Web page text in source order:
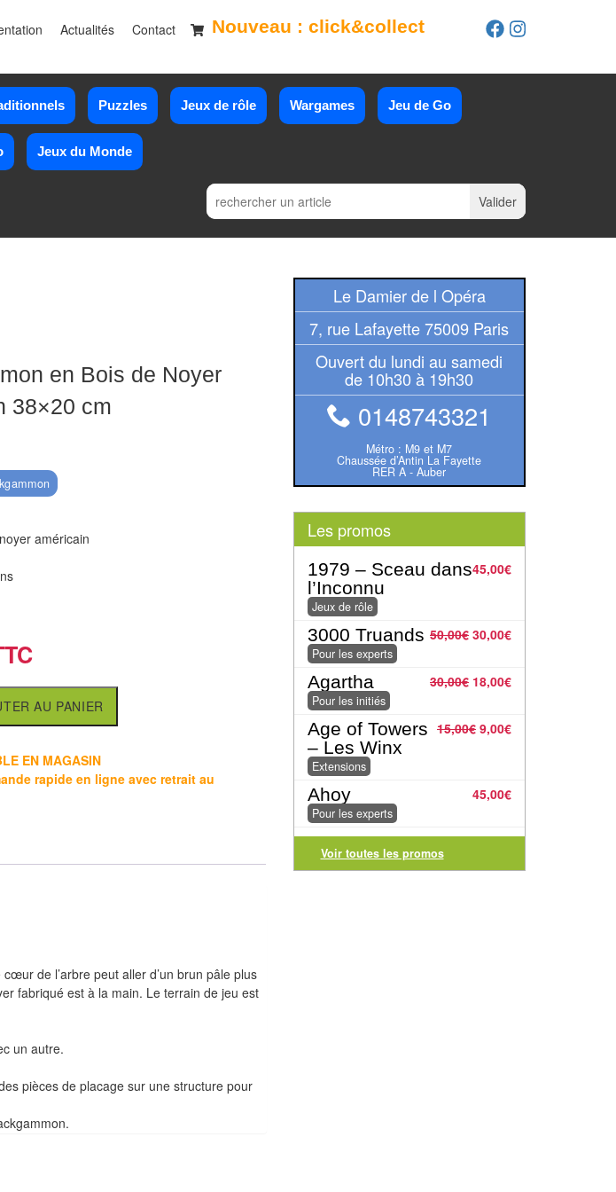
Actualités Contact Nouveau : click&collect
Puzzles Jeux de rôle Wargames Jeu de Go
Jeux du Monde
en Bois de Noyer
38×20 cm
américain
AU PANIER
EN MAGASIN
rapide en ligne avec retrait au
cœur de l’arbre peut aller d’un brun pâle plus
fabriqué est à la main. Le terrain de jeu est
un autre.
pièces de placage sur une structure pour
Le Damier de l Opéra
7, rue Lafayette 75009 Paris
Ouvert du lundi au samedi
de 10h30 à 19h30
0148743321
Métro : M9 et M7
Chaussée d’Antin La Fayette
RER A - Auber
Les promos
45,00€
1979 – Sceau dans
l’Inconnu
Jeux de rôle
50,00€ 30,00€
3000 Truands
Pour les experts
30,00€ 18,00€
Agartha
Pour les initiés
15,00€ 9,00€
Age of Towers
– Les Winx
Extensions
45,00€
Ahoy
Pour les experts
Voir toutes les promos